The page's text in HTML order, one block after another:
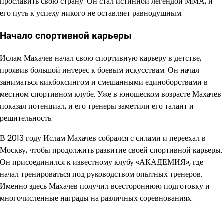
его путь к успеху никого не оставляет равнодушным.
Начало спортивной карьеры
Ислам Махачев начал свою спортивную карьеру в детстве,
проявив большой интерес к боевым искусствам. Он начал
заниматься кикбоксингом и смешанными единоборствами в
местном спортивном клубе. Уже в юношеском возрасте Махачев
показал потенциал, и его тренеры заметили его талант и
решительность.
В 2013 году Ислам Махачев собрался с силами и переехал в
Москву, чтобы продолжить развитие своей спортивной карьеры.
Он присоединился к известному клубу «АКАДЕМИЯ», где
начал тренироваться под руководством опытных тренеров.
Именно здесь Махачев получил всестороннюю подготовку и
многочисленные награды на различных соревнованиях.